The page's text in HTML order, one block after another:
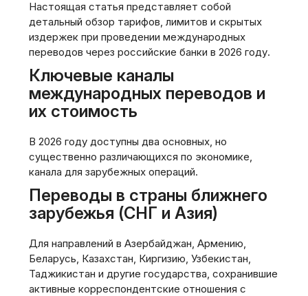
Настоящая статья представляет собой
детальный обзор тарифов, лимитов и скрытых
издержек при проведении международных
переводов через российские банки в 2026 году.
Ключевые каналы
международных переводов и
их стоимость
В 2026 году доступны два основных, но
существенно различающихся по экономике,
канала для зарубежных операций.
Переводы в страны ближнего
зарубежья (СНГ и Азия)
Для направлений в Азербайджан, Армению,
Беларусь, Казахстан, Киргизию, Узбекистан,
Таджикистан и другие государства, сохранившие
активные корреспондентские отношения с